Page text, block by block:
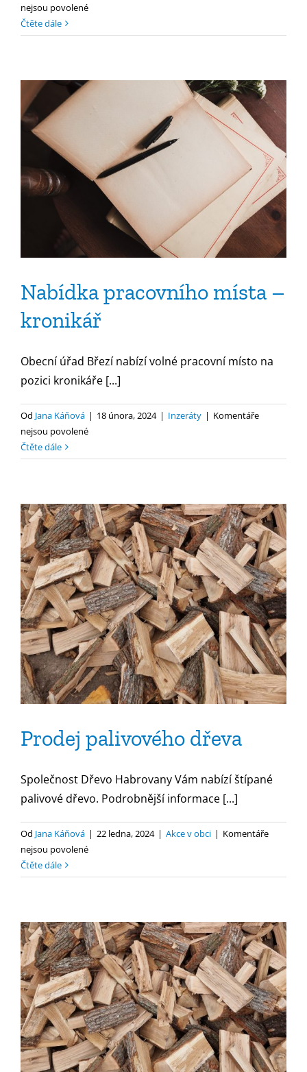
nejsou povolenéu
s
pracovního
pracovník
Čtěte dále
Nabídka pracovního místa –
kronikář
Obecní úřad Březí nabízí volné pracovní místo na
pozici kronikáře [...]
Od Jana Káňová | 18 února, 2024 | Inzeráty | Komentáře
nejsou povolenéu
s
pracovního
místa
–
kronikář
Čtěte dále
Prodej palivového dřeva
Společnost Dřevo Habrovany Vám nabízí štípané
palivové dřevo. Podrobnější informace [...]
Od Jana Káňová | 22 ledna, 2024 | Akce v obci | Komentáře
nejsou povolenéu
s
palivového
dřeva
Čtěte dále